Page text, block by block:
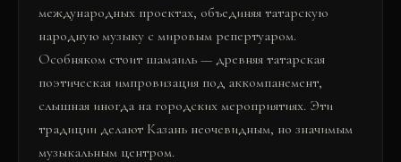
международных проектах, объединяя татарскую
народную музыку с мировым репертуаром.
Особняком стоит шамаиль — древняя татарская
поэтическая импровизация под аккомпанемент,
слышная иногда на городских мероприятиях. Эти
традиции делают Казань неочевидным, но значимым
музыкальным центром.